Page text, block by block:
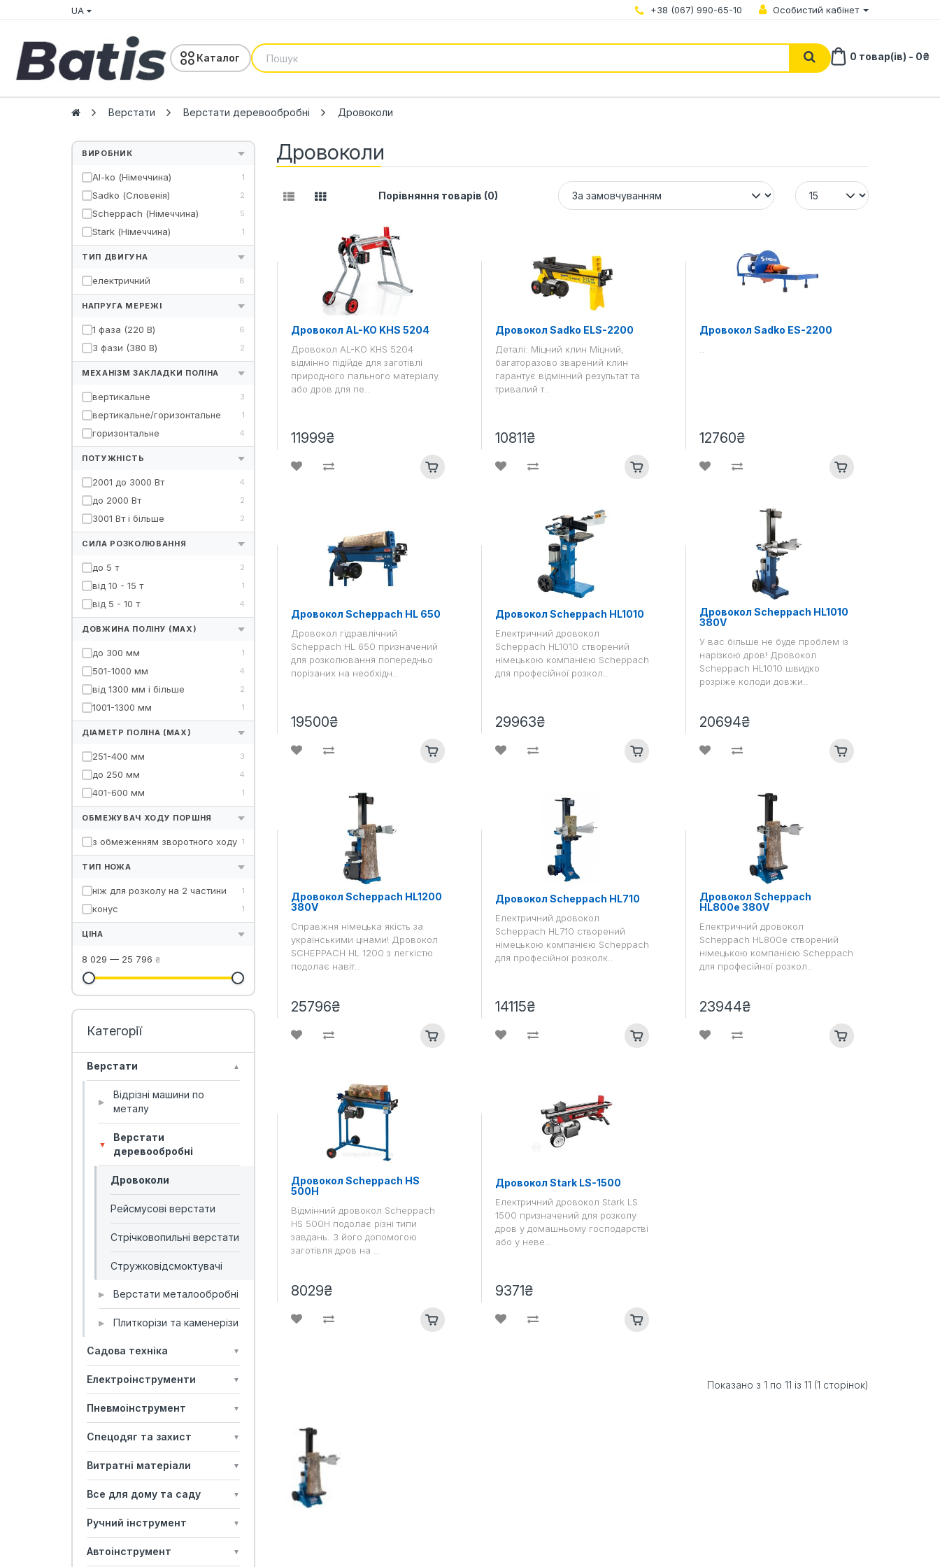
UA +38 (067) 990-65-10 Особистий кабінет
Каталог 0 товар(ів) - 0₴
Верстати Верстати деревообробні Дровоколи
ВИРОБНИК
Al-ko (Німеччина) 1
Sadko (Словенія) 2
Scheppach (Німеччина) 5
Stark (Німеччина) 1
ТИП ДВИГУНА
електричний 8
НАПРУГА МЕРЕЖІ
1 фаза (220 В) 6
3 фази (380 В) 2
МЕХАНІЗМ ЗАКЛАДКИ ПОЛІНА
вертикальне 3
вертикальне/горизонтальне 1
горизонтальне 4
ПОТУЖНІСТЬ
2001 до 3000 Вт 4
до 2000 Вт 2
3001 Вт і більше 2
СИЛА РОЗКОЛЮВАННЯ
до 5 т 2
від 10 - 15 т 1
від 5 - 10 т 4
ДОВЖИНА ПОЛІНУ (MAX)
до 300 мм 1
501-1000 мм 4
від 1300 мм і більше 2
1001-1300 мм 1
ДІАМЕТР ПОЛІНА (MAX)
251-400 мм 3
до 250 мм 4
401-600 мм 1
ОБМЕЖУВАЧ ХОДУ ПОРШНЯ
з обмеженням зворотного ходу 1
ТИП НОЖА
ніж для розколу на 2 частини 1
конус 1
ЦІНА
8 029 — 25 796 ₴
Верстати ▲
▶
Відрізні машини по
металу
▼
Верстати
деревообробні
Дровоколи
Рейсмусові верстати
Стрічковопильні верстати
Стружковідсмоктувачі
▶ Верстати металообробні
▶ Плиткорізи та каменерізи
Садова техніка ▼
Електроінструменти ▼
Пневмоінструмент ▼
Спецодяг та захист ▼
Витратні матеріали ▼
Все для дому та саду ▼
Ручний інструмент ▼
Автоінструмент ▼
Дровоколи
Порівняння товарів (0)
Дровокол AL-KO KHS 5204
Дровокол AL-KO KHS 5204
відмінно підійде для заготівлі
природного пального матеріалу
або дров для пе..
11999₴
Дровокол Sadko ELS-2200
Деталі: Міцний клин Міцний,
багаторазово зварений клин
гарантує відмінний результат та
тривалий т..
10811₴
Дровокол Sadko ES-2200
..
12760₴
Дровокол Scheppach HL 650
Дровокол гідравлічний
Scheppach HL 650 призначений
для розколювання попередньо
порізаних на необхідн..
19500₴
Дровокол Scheppach HL1010
Електричний дровокол
Scheppach HL1010 створений
німецькою компанією Scheppach
для професійної розкол..
29963₴
Дровокол Scheppach HL1010
380V
У вас більше не буде проблем із
нарізкою дров! Дровокол
Scheppach HL1010 швидко
розріже колоди довжи..
20694₴
Дровокол Scheppach HL1200
380V
Справжня німецька якість за
українськими цінами! Дровокол
SCHEPPACH HL 1200 з легкістю
подолає навіт..
25796₴
Дровокол Scheppach HL710
Електричний дровокол
Scheppach HL710 створений
німецькою компанією Scheppach
для професійної розколк..
14115₴
Дровокол Scheppach
HL800e 380V
Електричний дровокол
Scheppach HL800e створений
німецькою компанією Scheppach
для професійної розкол..
23944₴
Дровокол Scheppach HS
500H
Відмінний дровокол Scheppach
HS 500H подолає різні типи
завдань. З його допомогою
заготівля дров на ..
8029₴
Дровокол Stark LS-1500
Електричний дровокол Stark LS
1500 призначений для розколу
дров у домашньому господарстві
або у неве..
9371₴
Показано з 1 по 11 із 11 (1 сторінок)